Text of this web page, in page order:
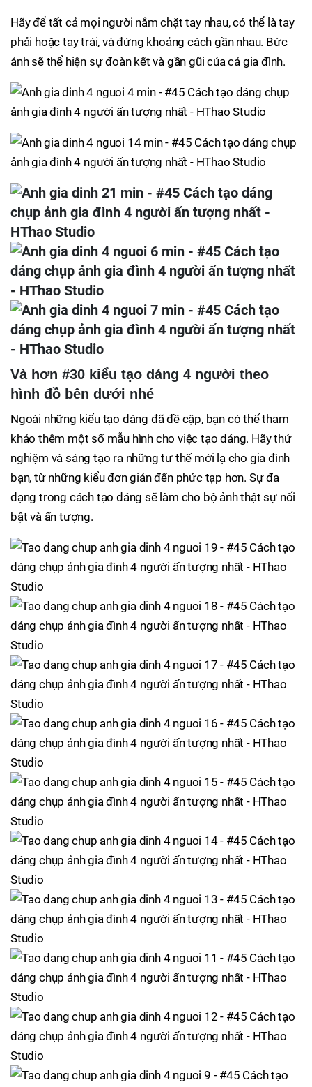
Hãy để tất cả mọi người nắm chặt tay nhau, có thể là tay
phải hoặc tay trái, và đứng khoảng cách gần nhau. Bức
ảnh sẽ thể hiện sự đoàn kết và gần gũi của cả gia đình.
Và hơn #30 kiểu tạo dáng 4 người theo
hình đồ bên dưới nhé
Ngoài những kiểu tạo dáng đã đề cập, bạn có thể tham
khảo thêm một số mẫu hình cho việc tạo dáng. Hãy thử
nghiệm và sáng tạo ra những tư thế mới lạ cho gia đình
bạn, từ những kiểu đơn giản đến phức tạp hơn. Sự đa
dạng trong cách tạo dáng sẽ làm cho bộ ảnh thật sự nổi
bật và ấn tượng.